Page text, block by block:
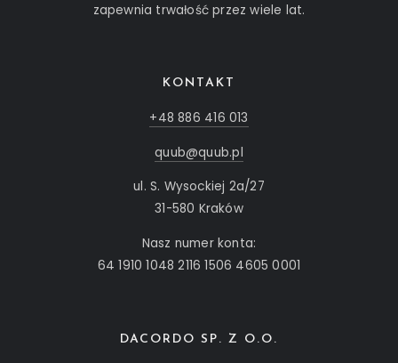
zapewnia trwałość przez wiele lat.
KONTAKT
+48 886 416 013
quub@quub.pl
ul. S. Wysockiej 2a/27
31-580 Kraków
Nasz numer konta:
64 1910 1048 2116 1506 4605 0001
DACORDO SP. Z O.O.